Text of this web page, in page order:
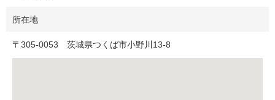
所在地
〒 305-0053 茨城県つくば市小野川13-8